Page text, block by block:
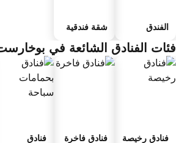
الفندق شقة فندقية
الفنادق الشائعة في بوخارست
فنادق رخيصة فنادق فاخرة
فنادق